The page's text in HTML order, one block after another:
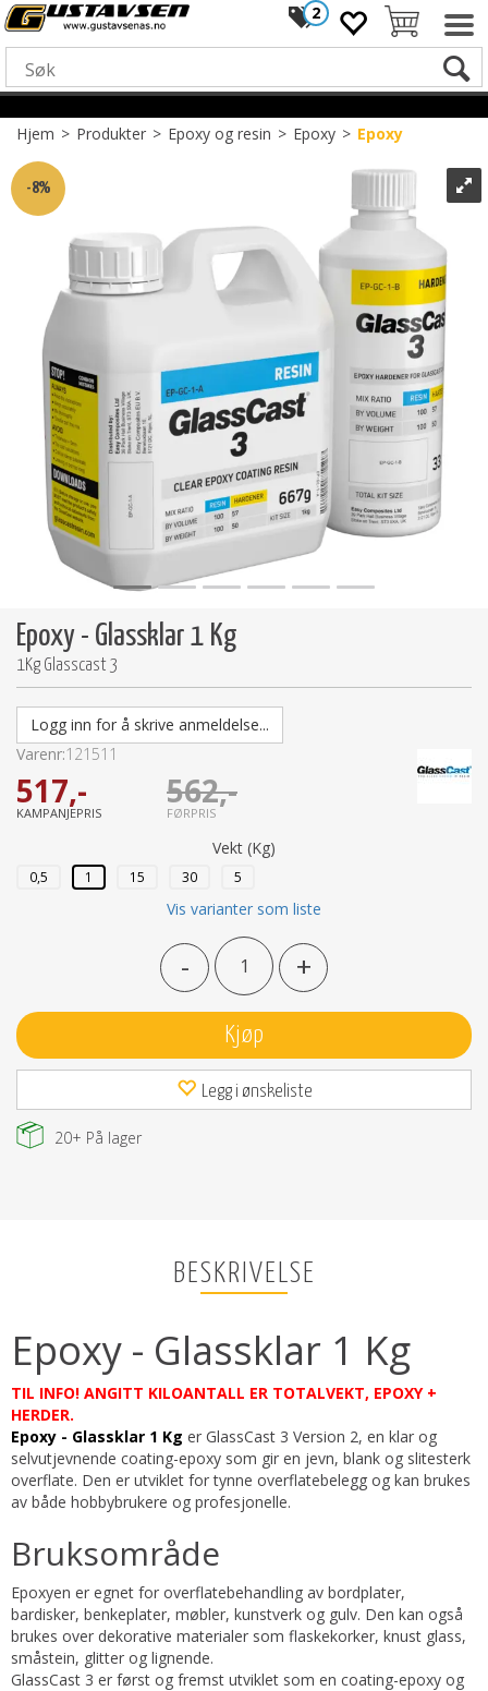
2
Hjem>Produkter>Epoxy og resin>Epoxy>Epoxy
8%
Epoxy - Glassklar 1 Kg
1Kg Glasscast 3
Logg inn for å skrive anmeldelse...
Varenr:121511
517,-
KAMPANJEPRIS
562,-
FØRPRIS
Vekt (Kg)
0,5 1 15 30 5
Vis varianter som liste
- +
Kjøp
Legg i ønskeliste
20+ På lager
BESKRIVELSE
Epoxy - Glassklar 1 Kg
TIL INFO! ANGITT KILOANTALL ER TOTALVEKT, EPOXY +
HERDER.
Epoxy - Glassklar 1 Kg er GlassCast 3 Version 2, en klar og
selvutjevnende coating-epoxy som gir en jevn, blank og slitesterk
overflate. Den er utviklet for tynne overflatebelegg og kan brukes
av både hobbybrukere og profesjonelle.
Bruksområde
Epoxyen er egnet for overflatebehandling av bordplater,
bardisker, benkeplater, møbler, kunstverk og gulv. Den kan også
brukes over dekorative materialer som flaskekorker, knust glass,
småstein, glitter og lignende.
GlassCast 3 er først og fremst utviklet som en coating-epoxy og